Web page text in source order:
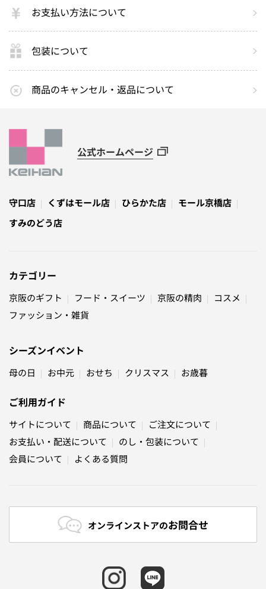
お支払い方法について
包装について
商品のキャンセル・返品について
公式ホームページ
守口店 くずはモール店 ひらかた店
モール京橋店
すみのどう店
カテゴリー
京阪のギフト フード・スイーツ 京阪の精肉
コスメ
ファッション・雑貨
シーズンイベント
母の日 お中元 おせち クリスマス お歳暮
ご利用ガイド
サイトについて 商品について
ご注文について
お支払い・配送について
のし・包装について
会員について
よくある質問
オンラインストアのお問合せ